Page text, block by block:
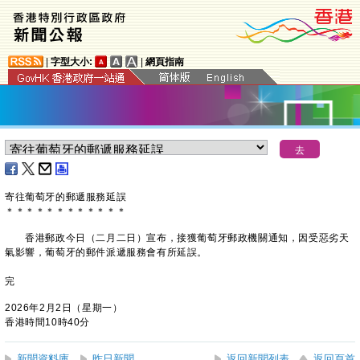
字型大小: 網頁指南
寄往葡萄牙的郵遞服務延誤
＊ ＊ ＊ ＊ ＊ ＊ ＊ ＊ ＊ ＊ ＊ ＊
​香港郵政今日（二月二日）宣布，接獲葡萄牙郵政機關通知，因受惡劣天
氣影響，葡萄牙的郵件派遞服務會有所延誤。
完
2026年2月2日（星期一）
香港時間10時40分